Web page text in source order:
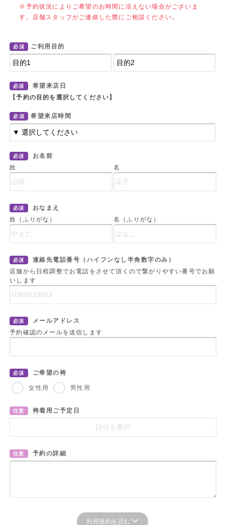
※予約状況によりご希望のお時間に沿えない場合がございま
す。店舗スタッフがご連絡した際にご相談ください。
必須 ご利用目的
必須
希望来店日
【予約の目的を選択してください】
必須 希望来店時間
必須
お名前
姓
名
必須
おなまえ
姓（ふりがな）
名（ふりがな）
必須
連絡先電話番号（ハイフンなし半角数字のみ）
店舗から日程調整でお電話をさせて頂くので繋がりやすい番号でお願
いします
必須
メールアドレス
予約確認のメールを送信します
必須 ご希望の袴
女性用 男性用
任意 袴着用ご予定日
任意 予約の詳細
利用規約を読む